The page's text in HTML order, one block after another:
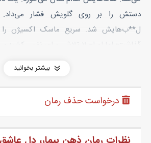
دستش را بر روی گلویش فشار می‌داد.
ل**ب‌هایش شد. سریع ماسک اکسیژن
- مری خواهش می‌کنم مقاومت نکن، مری تو
لیندا دست مری را از موهایش جدا کرد.
بسته شد. لیندا به او شوک می‌داد تا او را از
بیشتر بخوانید